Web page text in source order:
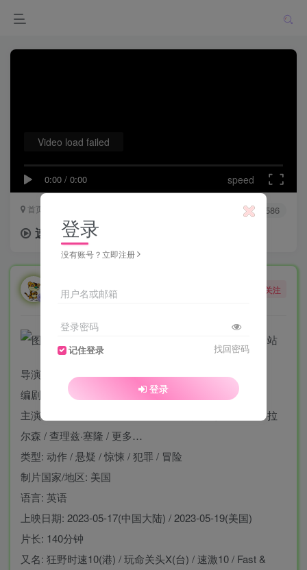
0:00 / 0:00 speed
Video load failed
首页 2406 5586
速度与激情10 Fast X (2023)
酒醒只在花前坐，酒醉还来花下眠。
关注
导演: 路易斯·莱特里尔
编剧: 丹·马泽 / 林诣彬 / 盖瑞·斯科特·汤普森
主演: 范·迪塞尔 / 米歇尔·罗德里格兹 / 杰森·莫玛 / 布丽·拉
尔森 / 查理兹·塞隆 / 更多…
类型: 动作 / 悬疑 / 惊悚 / 犯罪 / 冒险
制片国家/地区: 美国
语言: 英语
上映日期: 2023-05-17(中国大陆) / 2023-05-19(美国)
片长: 140分钟
又名: 狂野时速10(港) / 玩命关头X(台) / 速激10 / Fast &
登录
没有账号？立即注册
用户名或邮箱
登录密码
记住登录 找回密码
登录